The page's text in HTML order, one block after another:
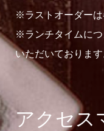
※ラストオーダー
※ランチタイムに
いただいておりま
アクセス